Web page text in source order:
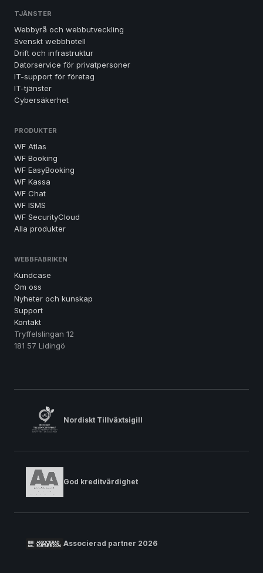
TJÄNSTER
Webbyrå och webbutveckling
Svenskt webbhotell
Drift och infrastruktur
Datorservice för privatpersoner
IT-support för företag
IT-tjänster
Cybersäkerhet
PRODUKTER
WF Atlas
WF Booking
WF EasyBooking
WF Kassa
WF Chat
WF ISMS
WF SecurityCloud
Alla produkter
WEBBFABRIKEN
Kundcase
Om oss
Nyheter och kunskap
Support
Kontakt
Tryffelslingan 12
181 57 Lidingö
Nordiskt Tillväxtsigill
God kreditvärdighet
Associerad partner 2026